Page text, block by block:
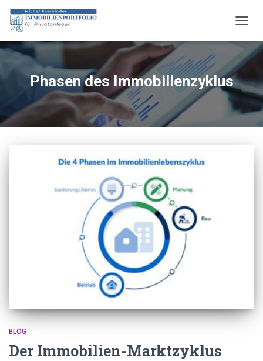
Phasen des Immobilienzyklus
BLOG
Der Immobilien-Marktzyklus